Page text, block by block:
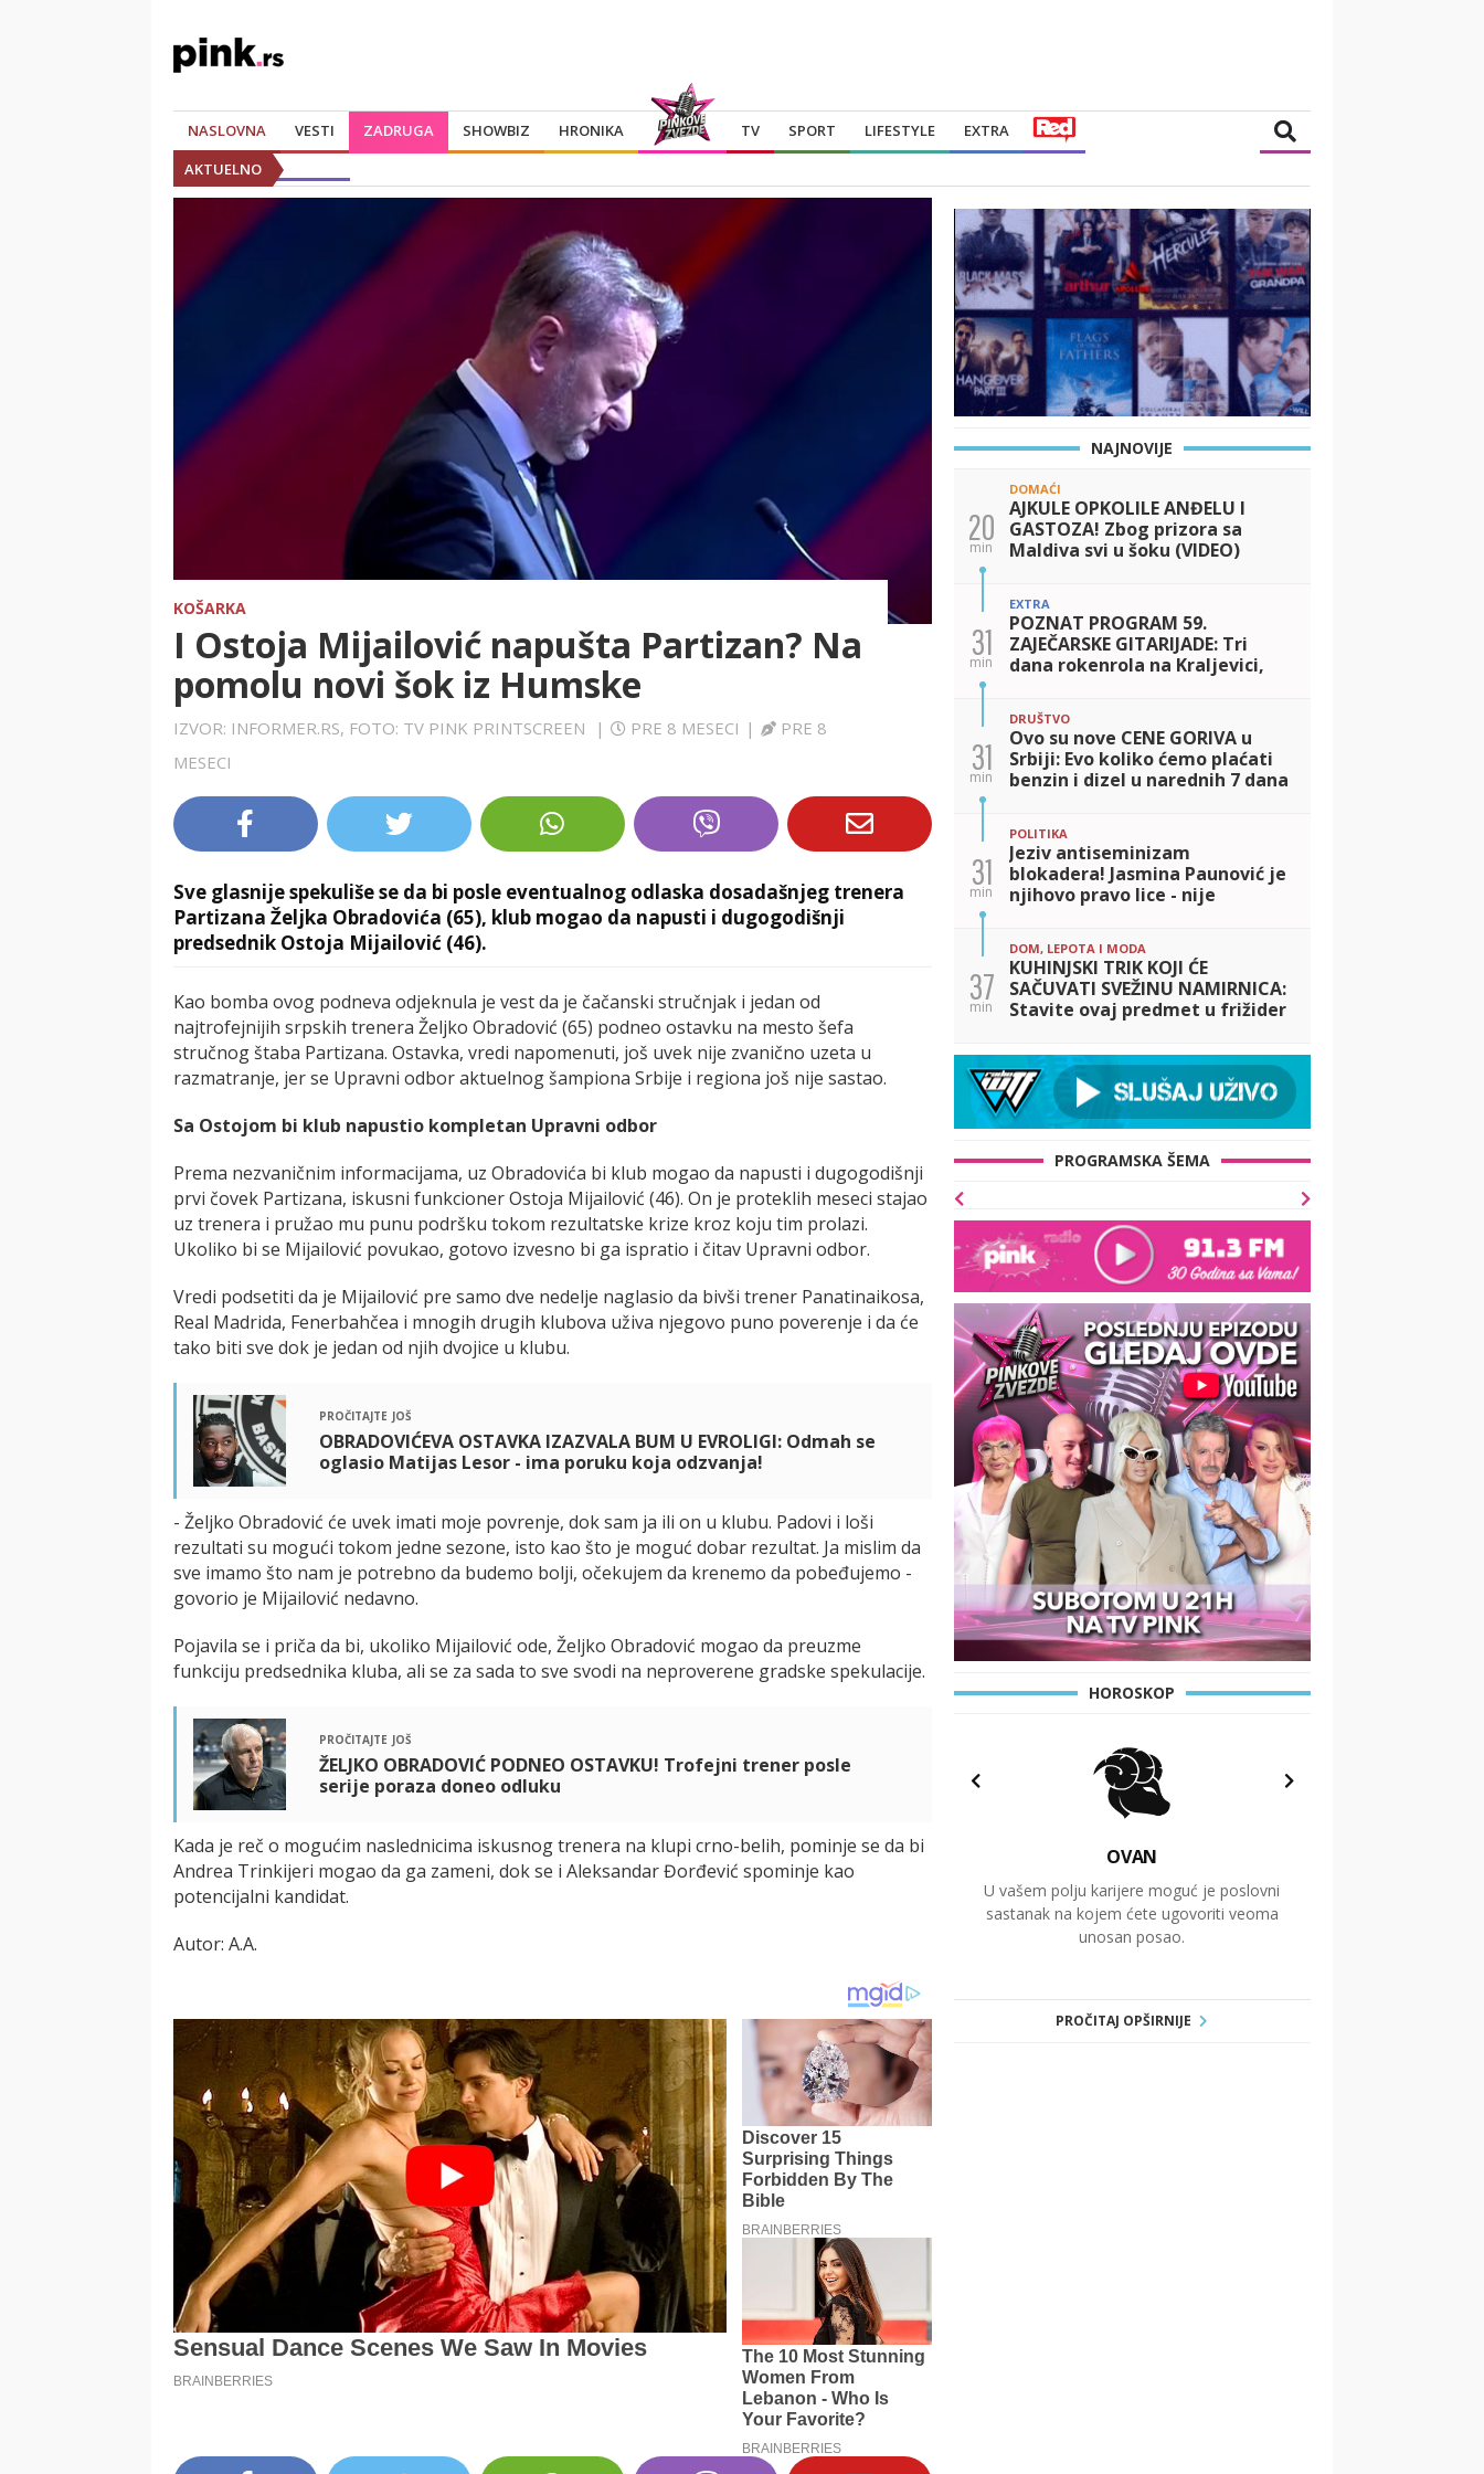
NASLOVNA VESTI ZADRUGA SHOWBIZ HRONIKA TV SPORT LIFESTYLE
EXTRA
AKTUELNO
KOŠARKA
I Ostoja Mijailović napušta Partizan? Na
pomolu novi šok iz Humske
IZVOR: INFORMER.RS, FOTO: TV PINK PRINTSCREEN | PRE 8 MESECI |
PRE 8
MESECI
Sve glasnije spekuliše se da bi posle eventualnog odlaska dosadašnjeg trenera
Partizana Željka Obradovića (65), klub mogao da napusti i dugogodišnji
predsednik Ostoja Mijailović (46).
Kao bomba ovog podneva odjeknula je vest da je čačanski stručnjak i jedan od
najtrofejnijih srpskih trenera Željko Obradović (65) podneo ostavku na mesto šefa
stručnog štaba Partizana. Ostavka, vredi napomenuti, još uvek nije zvanično uzeta u
razmatranje, jer se Upravni odbor aktuelnog šampiona Srbije i regiona još nije sastao.
Sa Ostojom bi klub napustio kompletan Upravni odbor
Prema nezvaničnim informacijama, uz Obradovića bi klub mogao da napusti i dugogodišnji
prvi čovek Partizana, iskusni funkcioner Ostoja Mijailović (46). On je proteklih meseci stajao
uz trenera i pružao mu punu podršku tokom rezultatske krize kroz koju tim prolazi.
Ukoliko bi se Mijailović povukao, gotovo izvesno bi ga ispratio i čitav Upravni odbor.
Vredi podsetiti da je Mijailović pre samo dve nedelje naglasio da bivši trener Panatinaikosa,
Real Madrida, Fenerbahčea i mnogih drugih klubova uživa njegovo puno poverenje i da će
tako biti sve dok je jedan od njih dvojice u klubu.
pročitajte još
OBRADOVIĆEVA OSTAVKA IZAZVALA BUM U EVROLIGI: Odmah se
oglasio Matijas Lesor - ima poruku koja odzvanja!
- Željko Obradović će uvek imati moje povrenje, dok sam ja ili on u klubu. Padovi i loši
rezultati su mogući tokom jedne sezone, isto kao što je moguć dobar rezultat. Ja mislim da
sve imamo što nam je potrebno da budemo bolji, očekujem da krenemo da pobeđujemo -
govorio je Mijailović nedavno.
Pojavila se i priča da bi, ukoliko Mijailović ode, Željko Obradović mogao da preuzme
funkciju predsednika kluba, ali se za sada to sve svodi na neproverene gradske spekulacije.
pročitajte još
ŽELJKO OBRADOVIĆ PODNEO OSTAVKU! Trofejni trener posle
serije poraza doneo odluku
Kada je reč o mogućim naslednicima iskusnog trenera na klupi crno-belih, pominje se da bi
Andrea Trinkijeri mogao da ga zameni, dok se i Aleksandar Đorđević spominje kao
potencijalni kandidat.
Autor: A.A.
NAJNOVIJE
20
min
DOMAĆI
AJKULE OPKOLILE ANĐELU I
GASTOZA! Zbog prizora sa
Maldiva svi u šoku (VIDEO)
31
min
EXTRA
POZNAT PROGRAM 59.
ZAJEČARSKE GITARIJADE: Tri
dana rokenrola na Kraljevici,
31
min
DRUŠTVO
Ovo su nove CENE GORIVA u
Srbiji: Evo koliko ćemo plaćati
benzin i dizel u narednih 7 dana
31
min
POLITIKA
Jeziv antiseminizam
blokadera! Jasmina Paunović je
njihovo pravo lice - nije
37
min
DOM, LEPOTA I MODA
KUHINJSKI TRIK KOJI ĆE
SAČUVATI SVEŽINU NAMIRNICA:
Stavite ovaj predmet u frižider
PROGRAMSKA ŠEMA
HOROSKOP
OVAN
U vašem polju karijere moguć je poslovni
sastanak na kojem ćete ugovoriti veoma
unosan posao.
PROČITAJ OPŠIRNIJE